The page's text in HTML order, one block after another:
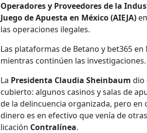
Oper­adores y Provee­dores de la
Juego de Apues­ta en Méx­i­co (AIEJA)
las opera­ciones ile­gales.
Las platafor­mas de Betano y bet365
mien­tras con­tinúen las inves­ti­ga­ciones.
La Pres­i­den­ta Clau­dia Shein­baum dio
cu­bier­to: algunos casi­nos y salas de
de la delin­cuen­cia orga­ni­za­da, pero en
dinero es en efec­ti­vo que venía de
li­cación Con­tralínea.